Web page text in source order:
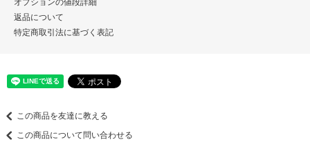
返品について
特定商取引法に基づく表記
この商品を友達に教える
この商品について問い合わせる